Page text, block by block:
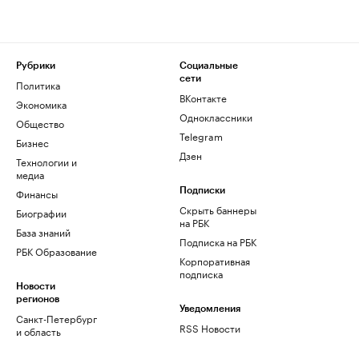
Рубрики
Политика
Экономика
Общество
Бизнес
Технологии и
медиа
Финансы
Биографии
База знаний
РБК Образование
Новости
регионов
Санкт-Петербург
и область
Социальные
сети
ВКонтакте
Одноклассники
Telegram
Дзен
Подписки
Скрыть баннеры
на РБК
Подписка на РБК
Корпоративная
подписка
Уведомления
RSS Новости